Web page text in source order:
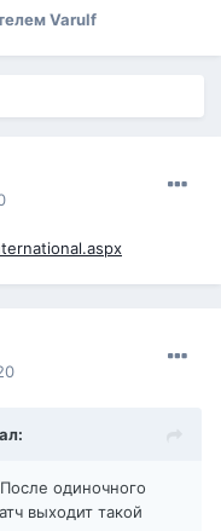
Varulf
одиночного
выходит такой